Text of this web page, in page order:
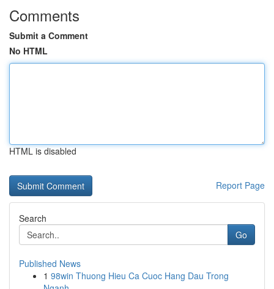
Comments
Submit a Comment
No HTML
HTML is disabled
Report Page
Search
Go
Published News
1 98win Thuong Hieu Ca Cuoc Hang Dau Trong